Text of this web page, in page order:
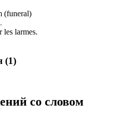
(funeral)
les larmes.
(1)
со словом